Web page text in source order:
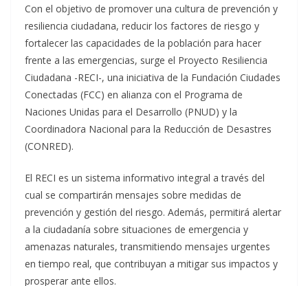
Con el objetivo de promover una cultura de prevención y
resiliencia ciudadana, reducir los factores de riesgo y
fortalecer las capacidades de la población para hacer
frente a las emergencias, surge el Proyecto Resiliencia
Ciudadana -RECI-, una iniciativa de la Fundación Ciudades
Conectadas (FCC) en alianza con el Programa de
Naciones Unidas para el Desarrollo (PNUD) y la
Coordinadora Nacional para la Reducción de Desastres
(CONRED).
El RECI es un sistema informativo integral a través del
cual se compartirán mensajes sobre medidas de
prevención y gestión del riesgo. Además, permitirá alertar
a la ciudadanía sobre situaciones de emergencia y
amenazas naturales, transmitiendo mensajes urgentes
en tiempo real, que contribuyan a mitigar sus impactos y
prosperar ante ellos.